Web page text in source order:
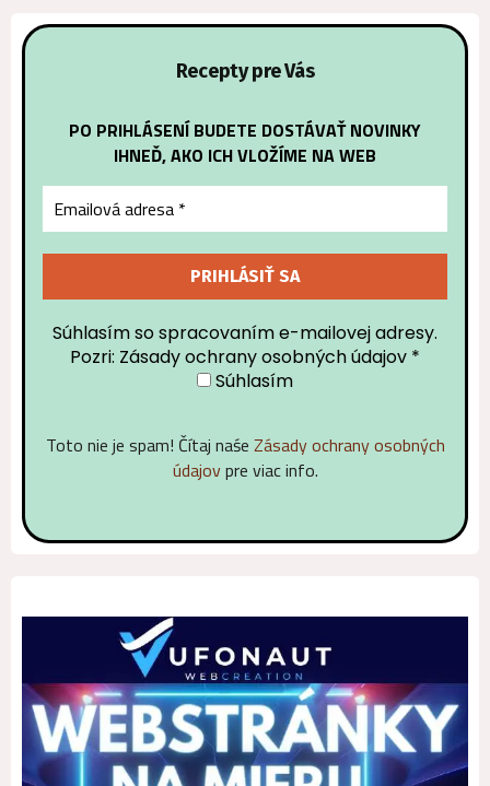
Recepty pre Vás
PO PRIHLÁSENÍ BUDETE DOSTÁVAŤ NOVINKY
IHNEĎ, AKO ICH VLOŽÍME NA WEB
Súhlasím so spracovaním e-mailovej adresy.
Pozri: Zásady ochrany osobných údajov *
Súhlasím
Toto nie je spam! Čítaj naśe Zásady ochrany osobných
údajovpre viac info.
Alternative: